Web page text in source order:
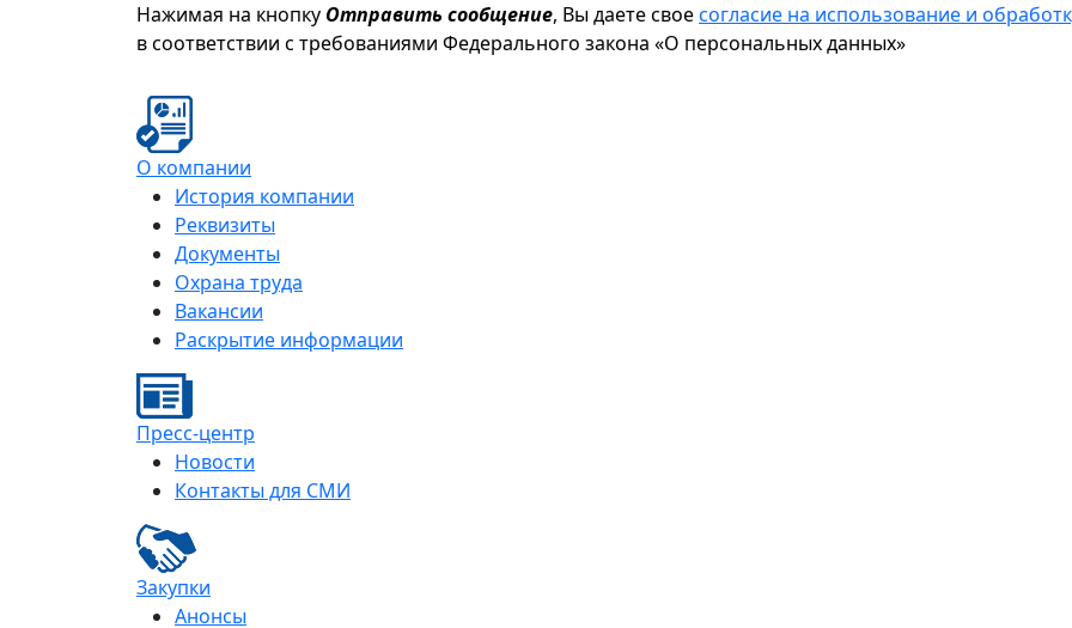
Нажимая на кнопку Отправить сообщение, Вы даете своесогласие на использование и
в соответствии с требованиями Федерального закона «О персональных данных»
О компании
История компании
Реквизиты
Документы
Охрана труда
Вакансии
Раскрытие информации
Пресс-центр
Новости
Контакты для СМИ
Закупки
Анонсы